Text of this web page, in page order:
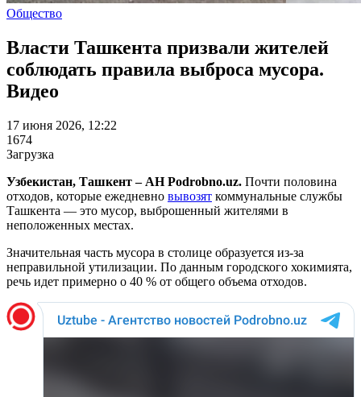
Общество
Власти Ташкента призвали жителей
соблюдать правила выброса мусора.
Видео
17 июня 2026, 12:22
1674
Загрузка
Узбекистан, Ташкент – АН Podrobno.uz. Почти половина
отходов, которые ежедневно вывозят коммунальные службы
Ташкента — это мусор, выброшенный жителями в
неположенных местах.
Значительная часть мусора в столице образуется из-за
неправильной утилизации. По данным городского хокимията,
речь идет примерно о 40 % от общего объема отходов.